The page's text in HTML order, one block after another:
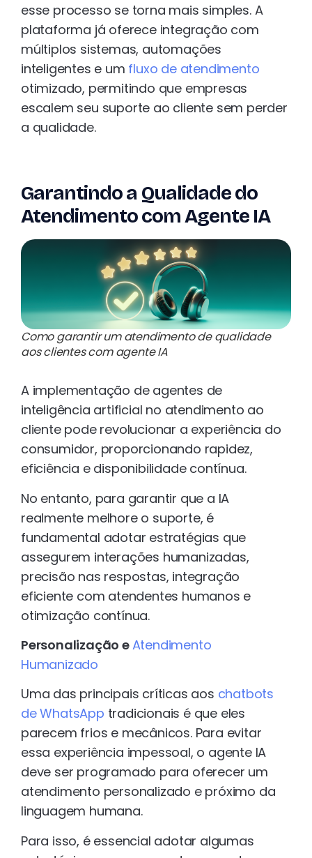
esse processo se torna mais simples. A
plataforma já oferece integração com
múltiplos sistemas, automações
inteligentes e um fluxo de atendimento
otimizado, permitindo que empresas
escalem seu suporte ao cliente sem perder
a qualidade.
Garantindo a Qualidade do
Atendimento com Agente IA
Como garantir um atendimento de qualidade
aos clientes com agente IA
A implementação de agentes de
inteligência artificial no atendimento ao
cliente pode revolucionar a experiência do
consumidor, proporcionando rapidez,
eficiência e disponibilidade contínua.
No entanto, para garantir que a IA
realmente melhore o suporte, é
fundamental adotar estratégias que
assegurem interações humanizadas,
precisão nas respostas, integração
eficiente com atendentes humanos e
otimização contínua.
Personalização eAtendimento
Humanizado
Uma das principais críticas aos chatbots
de WhatsApp tradicionais é que eles
parecem frios e mecânicos. Para evitar
essa experiência impessoal, o agente IA
deve ser programado para oferecer um
atendimento personalizado e próximo da
linguagem humana.
Para isso, é essencial adotar algumas